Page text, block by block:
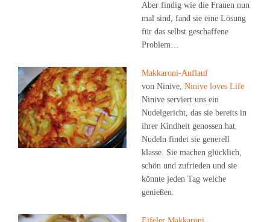
Aber findig wie die Frauen nun
mal sind, fand sie eine Lösung
für das selbst geschaffene
Problem…
Makkaroni-Auflauf
von Ninive, Ninive loves Life
Ninive serviert uns ein
Nudelgericht, das sie bereits in
ihrer Kindheit genossen hat.
Nudeln findet sie generell
klasse. Sie machen glücklich,
schön und zufrieden und sie
könnte jeden Tag welche
genießen.